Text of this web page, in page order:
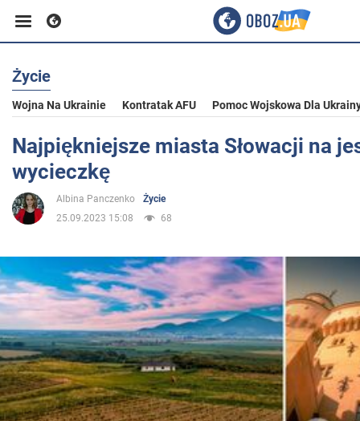
Biznes
Sport
Rozrywka
Polityka
Społeczeństwo
Wojna na Ukrainie
Życie
Wojna Na Ukrainie Kontratak AFU Pomoc Wojskowa Dla
Najpiękniejsze miasta Słowacji na
wycieczkę
Albina Panczenko
Życie
25.09.2023 15:08
68